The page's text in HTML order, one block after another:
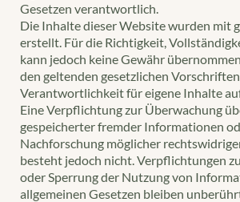
Gesetzen verantwortlich.
Die Inhalte dieser Website wurden mit
erstellt. Für die Richtigkeit,
kann jedoch keine Gewähr
den geltenden gesetzlichen
Verantwortlichkeit für eigene Inhalte
Eine Verpflichtung zur Überwachung
gespeicherter fremder Informationen
Nachforschung möglicher
besteht jedoch nicht. Verpflichtungen
oder Sperrung der Nutzung von
allgemeinen Gesetzen bleiben